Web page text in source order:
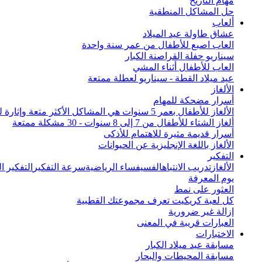
حل المشاكل المنطقية
ألعاب
عشاق طاولة عيد الميلاد
العاب اصبع للأطفال من عمر سنة واحدة
سيناريو حفلة القراصنة الكبار
العاب للأطفال أثناء المشي
عيد ميلاد القطة - سيناريو لعطلة ممتعة
الألغاز
أسرار مضحكة للمهام
الألغاز للأطفال بعمر 5 سنوات هي المشاكل الأكثر متعة وإثارة للاهتمام من جميع أنحاء العالم
ألغاز الشتاء للأطفال من 7 إلى 8 سنوات - 30 مشكلة ممتعة
أسرار قديمة مثيرة للاهتمام للأذكى
الألغاز باللغة الإنجليزية عن الحيوانات
التفكير
الألغاز تدريب الانتباهالفسيفساء الرياضيةسرعة التفكير
يوم المعرفة
العثور على نمط
كل لعبة كريكيت تعرف مجموعتك القطبية
إزالة غير ضرورية
العبارات قريبة في المعنى
الاختبارات
مسابقة عيد ميلاد الكبار
مسابقة المحيطات والبحار